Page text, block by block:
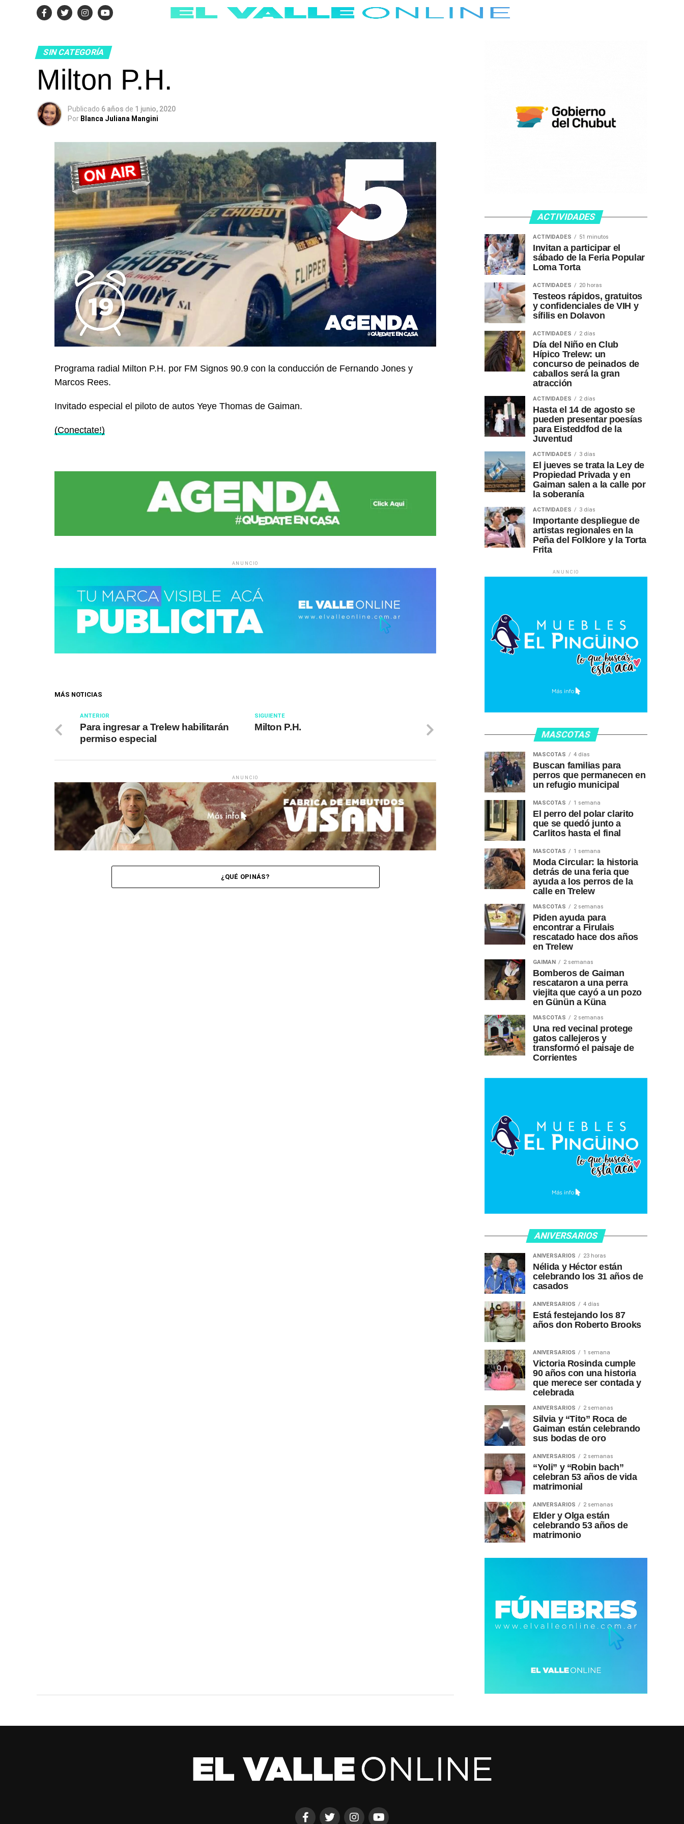
SIN CATEGORÍA
Milton P.H.
Publicado 6 años de 1 junio, 2020
Por Blanca Juliana Mangini
Programa radial Milton P.H. por FM Signos 90.9 con la conducción de Fernando Jones y
Marcos Rees.
Invitado especial el piloto de autos Yeye Thomas de Gaiman.
(Conectate!)
ANUNCIO
MÁS NOTICIAS
SIGUIENTE
Milton P.H.
ANTERIOR
Para ingresar a Trelew habilitarán
permiso especial
ANUNCIO
¿QUÉ OPINÁS?
ACTIVIDADES
ACTIVIDADES 51 minutos
Invitan a participar el
sábado de la Feria Popular
Loma Torta
ACTIVIDADES 20 horas
Testeos rápidos, gratuitos
y confidenciales de VIH y
sífilis en Dolavon
ACTIVIDADES 2 días
Día del Niño en Club
Hípico Trelew: un
concurso de peinados de
caballos será la gran
atracción
ACTIVIDADES 2 días
Hasta el 14 de agosto se
pueden presentar poesías
para Eisteddfod de la
Juventud
ACTIVIDADES 3 días
El jueves se trata la Ley de
Propiedad Privada y en
Gaiman salen a la calle por
la soberanía
ACTIVIDADES 3 días
Importante despliegue de
artistas regionales en la
Peña del Folklore y la Torta
Frita
ANUNCIO
MASCOTAS
MASCOTAS 4 días
Buscan familias para
perros que permanecen en
un refugio municipal
MASCOTAS 1 semana
El perro del polar clarito
que se quedó junto a
Carlitos hasta el final
MASCOTAS 1 semana
Moda Circular: la historia
detrás de una feria que
ayuda a los perros de la
calle en Trelew
MASCOTAS 2 semanas
Piden ayuda para
encontrar a Firulais
rescatado hace dos años
en Trelew
GAIMAN 2 semanas
Bomberos de Gaiman
rescataron a una perra
viejita que cayó a un pozo
en Günün a Küna
MASCOTAS 2 semanas
Una red vecinal protege
gatos callejeros y
transformó el paisaje de
Corrientes
ANIVERSARIOS
ANIVERSARIOS 23 horas
Nélida y Héctor están
celebrando los 31 años de
casados
ANIVERSARIOS 4 días
Está festejando los 87
años don Roberto Brooks
ANIVERSARIOS 1 semana
Victoria Rosinda cumple
90 años con una historia
que merece ser contada y
celebrada
ANIVERSARIOS 2 semanas
Silvia y “Tito” Roca de
Gaiman están celebrando
sus bodas de oro
ANIVERSARIOS 2 semanas
“Yoli” y “Robin bach”
celebran 53 años de vida
matrimonial
ANIVERSARIOS 2 semanas
Elder y Olga están
celebrando 53 años de
matrimonio